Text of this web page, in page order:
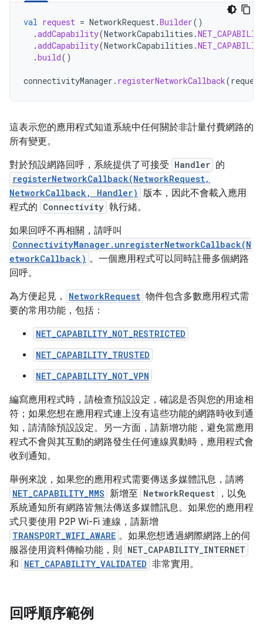
val request = NetworkRequest.Builder()
.addCapability(NetworkCapabilities .
.addCapability(NetworkCapabilities .
.build()
connectivityManager . registerNetworkCallback(request
這表示您的應用程式知道系統中任何關於非計量付費網路的
所有變更。
對於預設網路回呼，系統提供了可接受 Handler 的
registerNetworkCallback(NetworkRequest,
NetworkCallback, Handler) 版本，因此不會載入應用
程式的 Connectivity 執行緒。
如果回呼不再相關，請呼叫
ConnectivityManager.unregisterNetworkCallback(N
etworkCallback) 。一個應用程式可以同時註冊多個網路
回呼。
為方便起見，
NetworkRequest 物件包含多數應用程式需
要的常用功能，包括：
NET_CAPABILITY_NOT_RESTRICTED
NET_CAPABILITY_TRUSTED
NET_CAPABILITY_NOT_VPN
編寫應用程式時，請檢查預設設定，確認是否與您的用途相
符；如果您想在應用程式連上沒有這些功能的網路時收到通
知，請清除預設設定。另一方面，請新增功能，避免當應用
程式不會與其互動的網路發生任何連線異動時，應用程式會
收到通知。
舉例來說，如果您的應用程式需要傳送多媒體訊息，請將
NET_CAPABILITY_MMS 新增至 NetworkRequest
，以免
系統通知所有網路皆無法傳送多媒體訊息。如果您的應用程
式只要使用 P2P Wi-Fi 連線，請新增
TRANSPORT_WIFI_AWARE 。如果您想透過網際網路上的伺
服器使用資料傳輸功能，則
NET_CAPABILITY_INTERNET
和 NET_CAPABILITY_VALIDATED 非常實用。
回呼順序範例